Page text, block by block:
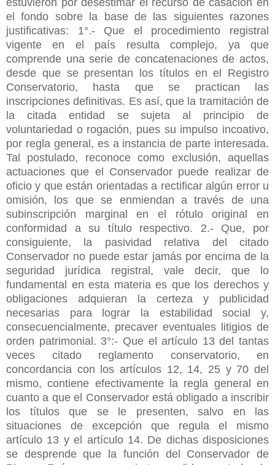
el fondo sobre la base de las siguientes razones
justificativas: 1°.- Que el procedimiento registral
vigente en el país resulta complejo, ya que
comprende una serie de concatenaciones de actos,
desde que se presentan los títulos en el Registro
Conservatorio, hasta que se practican las
inscripciones definitivas. Es así, que la tramitación de
la citada entidad se sujeta al principio de
voluntariedad o rogación, pues su impulso incoativo,
por regla general, es a instancia de parte interesada.
Tal postulado, reconoce como exclusión, aquellas
actuaciones que el Conservador puede realizar de
oficio y que están orientadas a rectificar algún error u
omisión, los que se enmiendan a través de una
subinscripción marginal en el rótulo original en
conformidad a su título respectivo. 2.- Que, por
consiguiente, la pasividad relativa del citado
Conservador no puede estar jamás por encima de la
seguridad jurídica registral, vale decir, que lo
fundamental en esta materia es que los derechos y
obligaciones adquieran la certeza y publicidad
necesarias para lograr la estabilidad social y,
consecuencialmente, precaver eventuales litigios de
orden patrimonial. 3°:- Que el artículo 13 del tantas
veces citado reglamento conservatorio, en
concordancia con los artículos 12, 14, 25 y 70 del
mismo, contiene efectivamente la regla general en
cuanto a que el Conservador está obligado a inscribir
los títulos que se le presenten, salvo en las
situaciones de excepción que regula el mismo
artículo 13 y el artículo 14. De dichas disposiciones
se desprende que la función del Conservador de